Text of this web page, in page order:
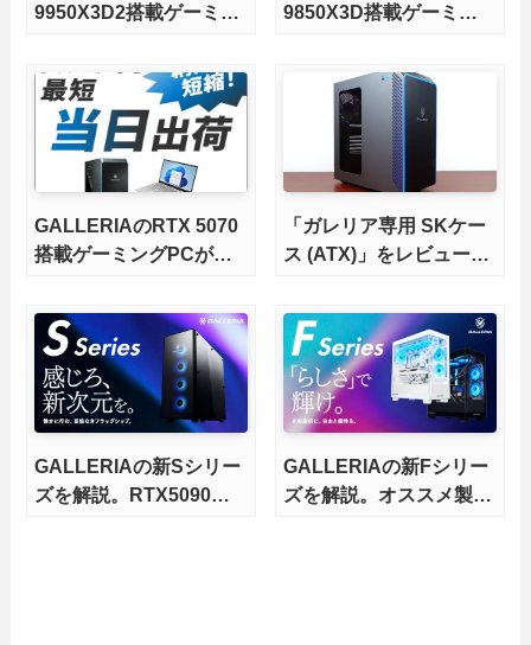
9950X3D2搭載ゲーミン
9850X3D搭載ゲーミン
GALLERIAのRTX 5070
搭載ゲーミングPCが即
「ガレリア専用 SKケー
ス (ATX)」をレビュー。
的アップグレードの素体
にもなるBTO筐体を完全
解説
GALLERIAの新Sシリー
ズを解説。RTX5090や
GALLERIAの新Fシリー
ズを解説。オススメ製品